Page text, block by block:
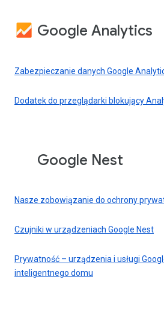
Google Analytics
Zabezpieczanie danych Google
Dodatek do przeglądarki blokujący
Google Nest
Nasze zobowiązanie do ochrony
Czujniki w urządzeniach Google Nest
Prywatność – urządzenia i usługi
inteligentnego domu